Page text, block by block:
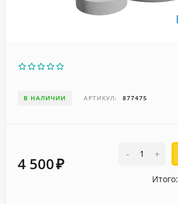
В НАЛИЧИИ АРТИКУЛ: 877475
4 500₽
- +
Итого: